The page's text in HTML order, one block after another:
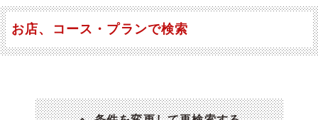
お店、コース・プランで検索